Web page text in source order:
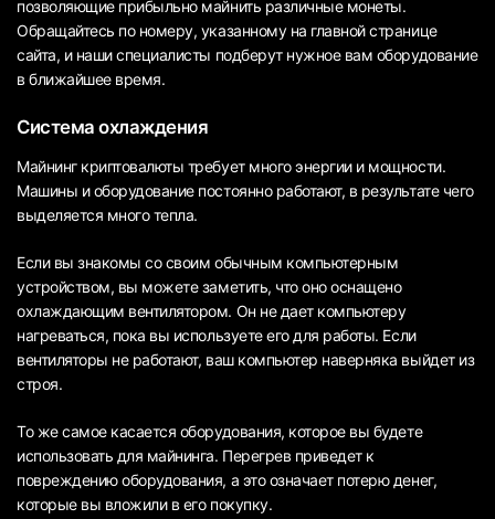
позволяющие прибыльно майнить различные монеты.
Обращайтесь по номеру, указанному на главной странице
сайта, и наши специалисты подберут нужное вам оборудование
в ближайшее время.
Система охлаждения
Майнинг криптовалюты требует много энергии и мощности.
Машины и оборудование постоянно работают, в результате чего
выделяется много тепла.
Если вы знакомы со своим обычным компьютерным
устройством, вы можете заметить, что оно оснащено
охлаждающим вентилятором. Он не дает компьютеру
нагреваться, пока вы используете его для работы. Если
вентиляторы не работают, ваш компьютер наверняка выйдет из
строя.
То же самое касается оборудования, которое вы будете
использовать для майнинга. Перегрев приведет к
повреждению оборудования, а это означает потерю денег,
которые вы вложили в его покупку.